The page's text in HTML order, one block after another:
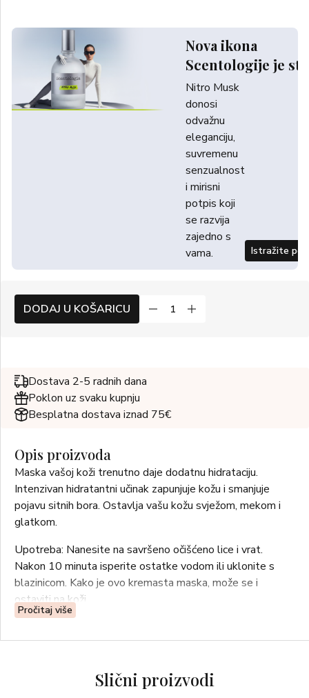
Nova ikona
Scentologije je
Nitro Musk
donosi
odvažnu
eleganciju,
suvremenu
senzualnost
i mirisni
potpis koji
se razvija
zajedno s
vama.
Istražite
DODAJ U KOŠARICU
Dostava 2-5 radnih dana
Poklon uz svaku kupnju
Besplatna dostava iznad 75€
Opis proizvoda
Maska vašoj koži trenutno daje dodatnu hidrataciju.
Intenzivan hidratantni učinak zapunjuje kožu i smanjuje
pojavu sitnih bora. Ostavlja vašu kožu svježom, mekom i
glatkom.
Upotreba: Nanesite na savršeno očišćeno lice i vrat.
Nakon 10 minuta isperite ostatke vodom ili uklonite s
blazinicom. Kako je ovo kremasta maska, može se i
ostaviti na koži.
Pročitaj više
Slični proizvodi